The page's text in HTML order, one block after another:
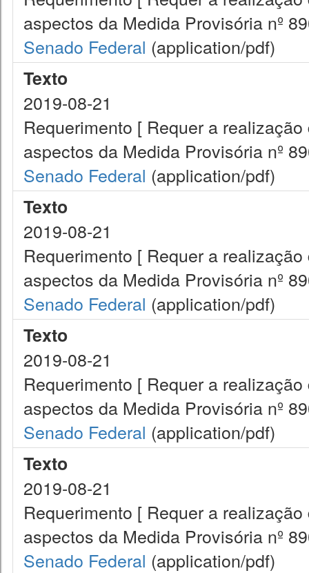
aspectos da Medida Provisória nº
Senado Federal (application/pdf)
Texto
2019-08-21
Requerimento [ Requer a
aspectos da Medida Provisória nº
Senado Federal (application/pdf)
Texto
2019-08-21
Requerimento [ Requer a
aspectos da Medida Provisória nº
Senado Federal (application/pdf)
Texto
2019-08-21
Requerimento [ Requer a
aspectos da Medida Provisória nº
Senado Federal (application/pdf)
Texto
2019-08-21
Requerimento [ Requer a
aspectos da Medida Provisória nº
Senado Federal (application/pdf)